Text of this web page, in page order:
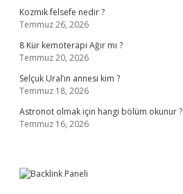
Kozmik felsefe nedir ?
Temmuz 26, 2026
8 Kür kemoterapi Ağır mı ?
Temmuz 20, 2026
Selçuk Ural’ın annesi kim ?
Temmuz 18, 2026
Astronot olmak için hangi bölüm okunur ?
Temmuz 16, 2026